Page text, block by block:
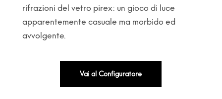
rifrazioni del vetro pirex: un gioco di luce
apparentemente casuale ma morbido ed
avvolgente.
Vai al Configuratore